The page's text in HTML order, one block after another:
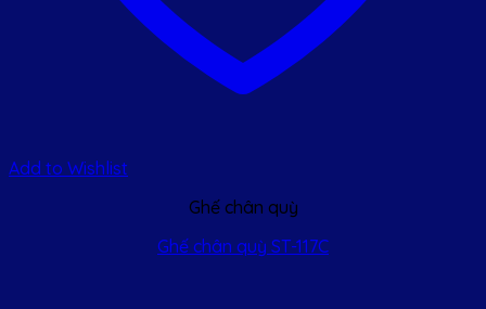
Add to Wishlist
Ghế chân quỳ
Ghế chân quỳ ST-117C